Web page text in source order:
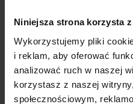
Niniejsza strona korzysta
Wykorzystujemy pliki
i reklam, aby oferować
analizować ruch w naszej
korzystasz z naszej
społecznościowym,
Polecam szybko sprawnie
Zostałem świetnie
Alicja
5